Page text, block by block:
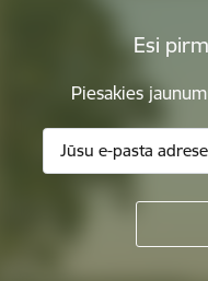
Esi
Piesakies